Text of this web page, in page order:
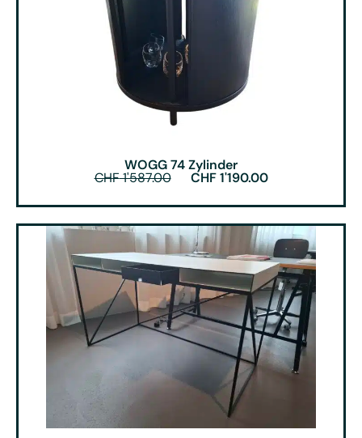
WOGG 74 Zylinder
CHF1'587.00 CHF1'190.00